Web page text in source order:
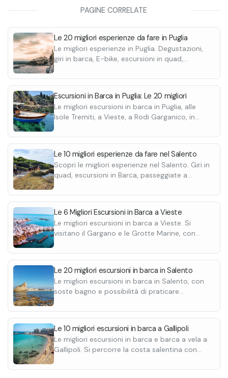
Marina, da cui puoi iniziare a scoprire uno dei
cristalline, grotte marine e paesaggi naturali.
ospitare fino a 7 persone ed è completo di
tutte le dotazioni di sicurezza, tendalino per
l’ombra, prendisole e scaletta per la risalita,
per garantirti comfort durante tutta
l’esperienza.
Puoi scegliere tra diverse opzioni di durata:
noleggio mattutino, pomeridiano oppure per
l’intera giornata.
calde, ampio
rinfrescante e
obbligatorie.
nascoste, fare
goderti il mare
famiglia o i tuoi
PAGINE CORRELATE
Le 20 migliori esperienze da fare in Puglia
Le migliori esperienze in Puglia. Degustazioni,
giri in barca, E-bike, escursioni in quad,
Escursioni in Barca in Puglia: Le 20 migliori
Le migliori escursioni in barca in Puglia, alle
Isole Tremiti, a Vieste, a Rodi Garganico, in
Le 10 migliori esperienze da fare nel Salento
Scopri le migliori esperienze nel Salento. Giri in
quad, escursioni in Barca, passeggiate a
Le 6 Migliori Escursioni in Barca a Vieste
Le migliori escursioni in barca a Vieste. Si
visitano il Gargano e le Grotte Marine, con
Le 20 migliori escursioni in barca in Salento
Le migliori escursioni in barca in Salento, con
soste bagno e possibilità di praticare
Otranto e Santa Maria di Leuca, le escursioni
bordo.
Le 10 migliori escursioni in barca a Gallipoli
Le migliori escursioni in barca e barca a vela a
Gallipoli. Si percorre la costa salentina con
a persona.